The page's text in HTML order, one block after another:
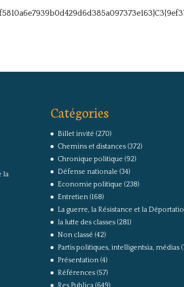
la
Catégories
Billet invité (270)
Chemins et distances(372)
Chronique politique (92)
Défense nationale (34)
Economie politique (238)
Entretien(168)
La guerre, la Résistance et la
la lutte des classes(281)
Non classé (42)
Partis politiques, intelligentsia, médias
Présentation(4)
Références(57)